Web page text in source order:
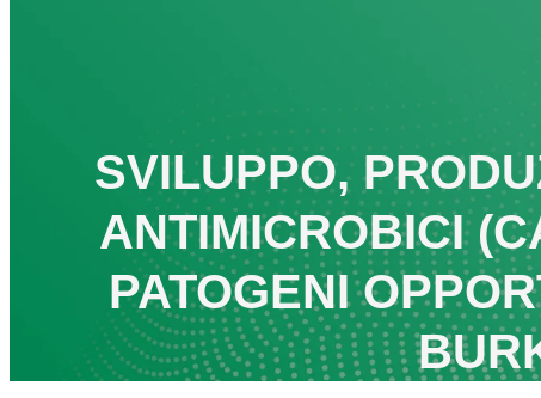
SVILUPPO,
ANTIMICROBICI
PATOGENI